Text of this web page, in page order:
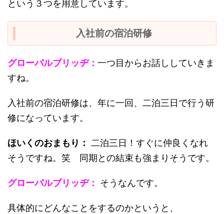
という３つを用意しています。
入社前の宿泊研修
グローバルブリッヂ： 一つ目からお話ししていきま
すね。
入社前の宿泊研修は、年に一回、二泊三日で行う研
修になっています。
ほいくのおまもり： 二泊三日！すぐに仲良くなれ
そうですね。笑 同期との結束も強まりそうです。
グローバルブリッヂ： そうなんです。
具体的にどんなことをするのかというと、